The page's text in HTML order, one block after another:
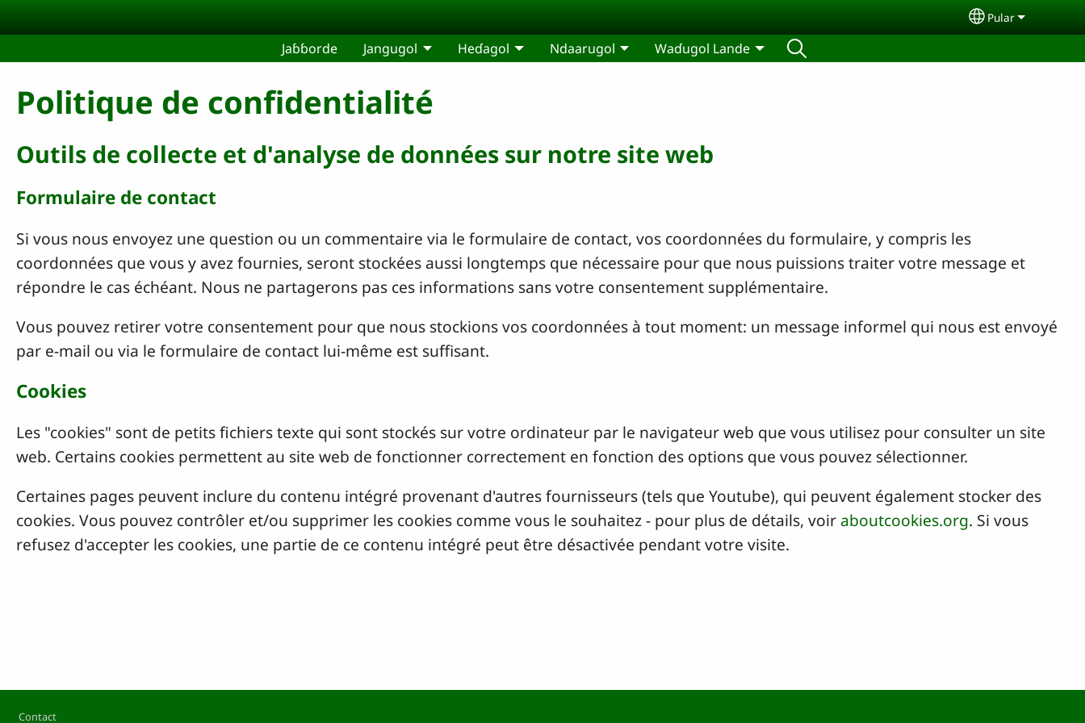
Select your
Pular
Jaɓɓorde Jangugol Heɗagol Ndaarugol Waɗugol Lande
Politique de confidentialité
Outils de collecte et d'analyse de données sur notre site web
Formulaire de contact
Si vous nous envoyez une question ou un commentaire via le formulaire de contact, vos coordonnées du formulaire, y compris les
coordonnées que vous y avez fournies, seront stockées aussi longtemps que nécessaire pour que nous puissions traiter votre message et
répondre le cas échéant. Nous ne partagerons pas ces informations sans votre consentement supplémentaire.
Vous pouvez retirer votre consentement pour que nous stockions vos coordonnées à tout moment: un message informel qui nous est envoyé
par e-mail ou via le formulaire de contact lui-même est suffisant.
Cookies
Les "cookies" sont de petits fichiers texte qui sont stockés sur votre ordinateur par le navigateur web que vous utilisez pour consulter un site
web. Certains cookies permettent au site web de fonctionner correctement en fonction des options que vous pouvez sélectionner.
Certaines pages peuvent inclure du contenu intégré provenant d'autres fournisseurs (tels que Youtube), qui peuvent également stocker des
cookies. Vous pouvez contrôler et/ou supprimer les cookies comme vous le souhaitez - pour plus de détails, voir aboutcookies.org. Si vous
refusez d'accepter les cookies, une partie de ce contenu intégré peut être désactivée pendant votre visite.
Pied de page
Contact